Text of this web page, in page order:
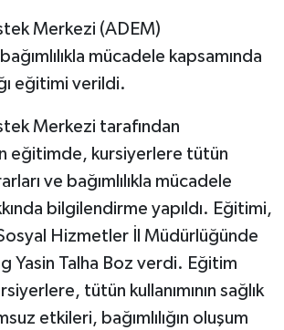
Merkezi (ADEM)
mücadele kapsamında
eğitimi verildi.
Merkezi tarafından
eğitimde, kursiyerlere tütün
ve bağımlılıkla mücadele
bilgilendirme yapıldı. Eğitimi,
Hizmetler İl Müdürlüğünde
Yasin Talha Boz verdi. Eğitim
tütün kullanımının sağlık
etkileri, bağımlılığın oluşum